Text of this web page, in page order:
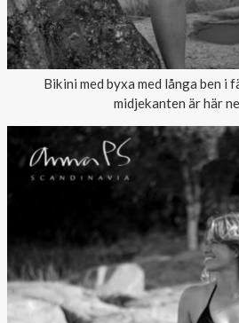
Bikini med byxa med långa ben i
midjekanten är här